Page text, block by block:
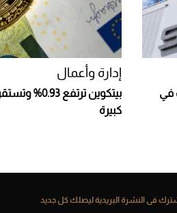
في
إدارة وأعمال
كبيرة
فى النشرة البريدية ليصلك كل جديد